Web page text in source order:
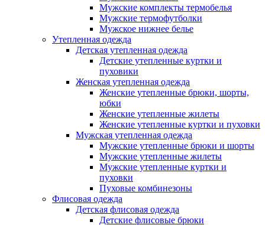
Мужские комплекты термобелья
Мужские термофутболки
Мужское нижнее белье
Утепленная одежда
Детская утепленная одежда
Детские утепленные куртки и
пуховики
Женская утепленная одежда
Женские утепленные брюки, шорты,
юбки
Женские утепленные жилеты
Женские утепленные куртки и пуховки
Мужская утепленная одежда
Мужские утепленные брюки и шорты
Мужские утепленные жилеты
Мужские утепленные куртки и
пуховки
Пуховые комбинезоны
Флисовая одежда
Детская флисовая одежда
Детские флисовые брюки